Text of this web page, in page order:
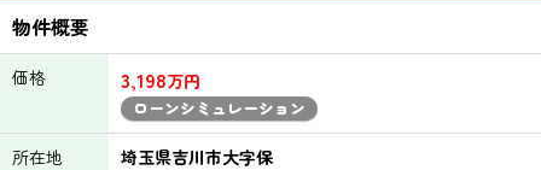
物件概要
価格 3,198万円
ローンシミュレーション
所在地 埼玉県吉川市大字保